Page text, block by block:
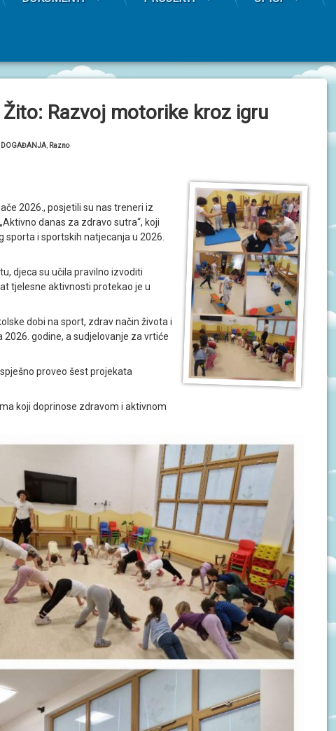
Razvoj motorike kroz igru
Kategorije:
DOGAĐANJA, Razno
2026., posjetili su nas treneri iz
danas za zdravo sutra“, koji
i sportskih natjecanja u 2026.
djeca su učila pravilno izvoditi
tjelesne aktivnosti protekao je u
dobi na sport, zdrav način života i
godine, a sudjelovanje za vrtiće
proveo šest projekata
koji doprinose zdravom i aktivnom